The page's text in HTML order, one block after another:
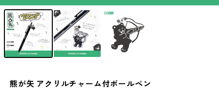
熊が矢 アクリルチャーム付ボールペン